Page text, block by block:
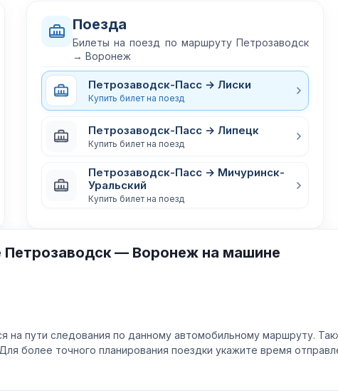
Поезда
Билеты на поезд по маршруту Петрозаводск
→ Воронеж
Петрозаводск-Пасс → Лиски
Купить билет на поезд
Петрозаводск-Пасс → Липецк
Купить билет на поезд
Петрозаводск-Пасс → Мичуринск-
Уральский
Купить билет на поезд
— Воронеж на машине
пути следования по данному автомобильному маршруту.
более точного планирования поездки укажите время